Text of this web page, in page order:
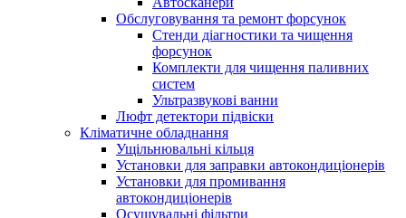
Обслуговування та ремонт форсунок
Стенди діагностики та чищення
форсунок
Комплекти для чищення паливних
систем
Ультразвукові ванни
Люфт детектори підвіски
Кліматичне обладнання
Ущільнювальні кільця
Установки для заправки автокондиціонерів
Установки для промивання
автокондиціонерів
Осушувальні фільтри